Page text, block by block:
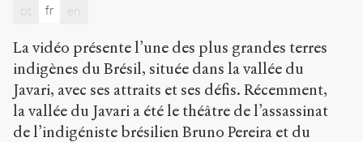
t
p
/
/
s
e
pt fr en
La vidéo présente l’une des plus grandes terres
indigènes du Brésil, située dans la vallée du
Javari, avec ses attraits et ses défis. Récemment,
la vallée du Javari a été le théâtre de l’assassinat
de l’indigéniste brésilien Bruno Pereira et du